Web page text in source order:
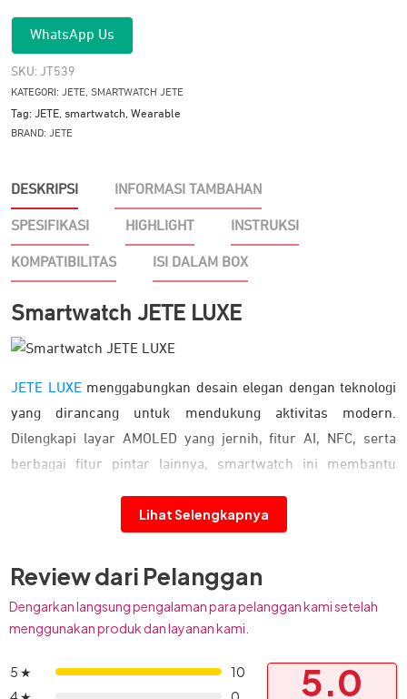
Smartwatch
JETE
With
WhatsApp Us
SKU: JT539
KATEGORI: JETE, SMARTWATCH JETE
Tag: JETE smartwatch Wearable
BRAND: JETE
DESKRIPSI INFORMASI TAMBAHAN
SPESIFIKASI HIGHLIGHT INSTRUKSI
KOMPATIBILITAS ISI DALAM BOX
Smartwatch JETE LUXE
JETE LUXEmenggabungkan desain elegan dengan teknologi
yang dirancang untuk mendukung aktivitas modern.
Dilengkapi layar AMOLED yang jernih, fitur AI, NFC, serta
berbagai fitur pintar lainnya, smartwatch ini membantu
nyaman digunakan dalam berbagai situasi.
Lihat Selengkapnya
Review dari Pelanggan
Dengarkan langsung pengalaman para pelanggan kami setelah
menggunakan produk dan layanan kami.
5 ★
10
5.0